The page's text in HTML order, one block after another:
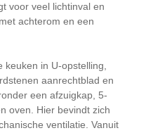
voor veel lichtinval en
achterom en een
in U-opstelling,
aanrechtblad en
een afzuigkap, 5-
oven. Hier bevindt zich
ventilatie. Vanuit